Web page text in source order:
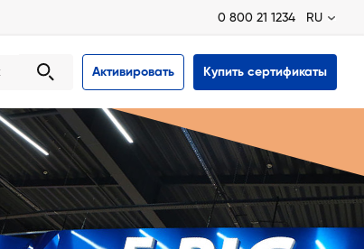
0 800 21 1234 RU
Активировать Купить сертификаты